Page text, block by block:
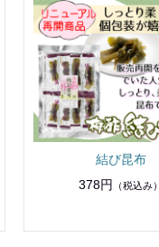
結び昆布
378円
（税込み）